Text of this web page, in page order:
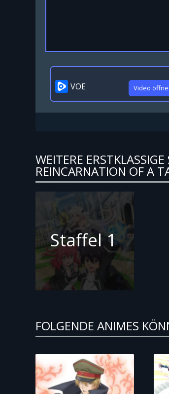
VOE Video
WEITERE
REINCARNATION OF A
Staffel 1
FOLGENDE ANIMES